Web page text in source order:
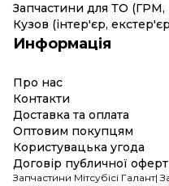
Запчастини для ТО (ГРМ,
Кузов (інтер'єр,
Информація
Про нас
Контакти
Доставка та оплата
Оптовим покупцям
Користувацька угода
Договір публичної
Запчастини Мітсубісі Галант|